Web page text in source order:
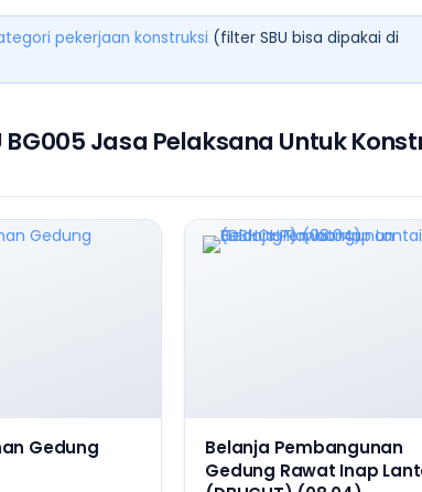
pekerjaan konstruksi (filter SBU bisa dipakai di
Jasa Pelaksana Untuk
Gedung
Belanja Pembangunan
Gedung Rawat Inap